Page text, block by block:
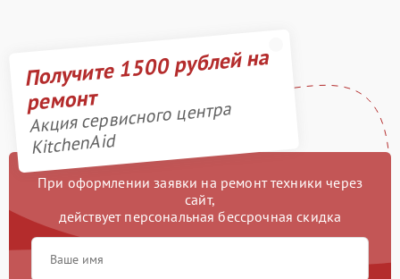
Получите 1500 рублей на
ремонт
Акция сервисного центра
KitchenAid
При оформлении заявки на ремонт техники через
сайт,
действует персональная бессрочная скидка